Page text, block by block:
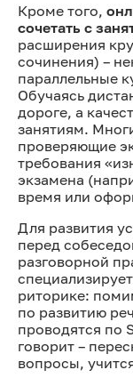
Кроме того,
сочетать с
расширения
сочинения) –
параллельные
Обучаясь
дороге, а
занятиям.
проверяющие
требования
экзамена
время или
Для развития
перед
разговорной
риторике:
по развитию
проводятся по
говорит –
вопросы,